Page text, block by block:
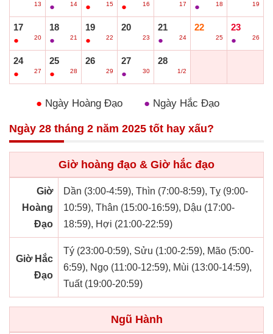
13
●
14
●
15
●
16 17
●
18 19
17
●
20
18
●
21
19
●
22
20
23
21
●
24
22
25
23
●
26
24
●
27
25
●
28
26
29
27
●
30
28
1/2
● Ngày Hoàng Đạo ● Ngày Hắc Đạo
Ngày 28 tháng 2 năm 2025 tốt hay xấu?
Giờ hoàng đạo & Giờ hắc đạo
Giờ
Hoàng
Đạo
Dần (3:00-4:59), Thìn (7:00-8:59), Tỵ (9:00-
10:59), Thân (15:00-16:59), Dậu (17:00-
18:59), Hợi (21:00-22:59)
Giờ Hắc
Đạo
Tý (23:00-0:59), Sửu (1:00-2:59), Mão (5:00-
6:59), Ngọ (11:00-12:59), Mùi (13:00-14:59),
Tuất (19:00-20:59)
Ngũ Hành